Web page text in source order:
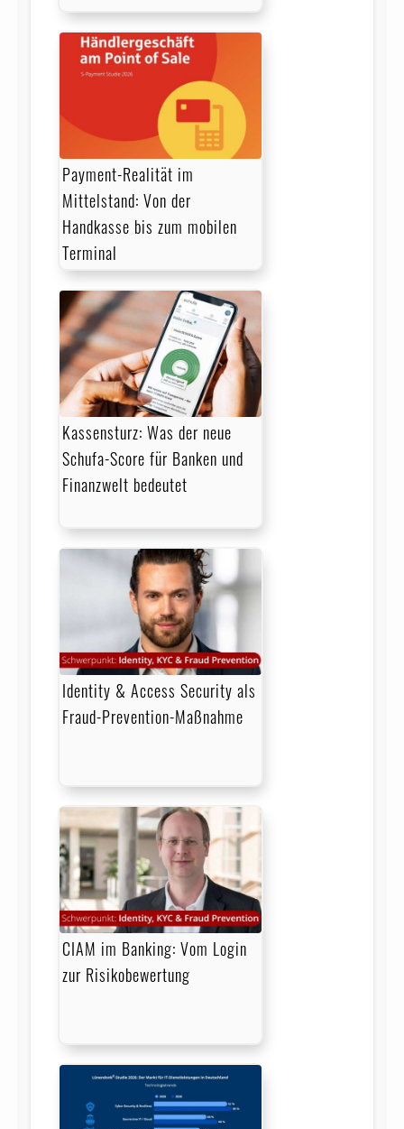
Payment-Realität im
Mittelstand: Von der
Handkasse bis zum mobilen
Terminal
Kassensturz: Was der neue
Schufa-Score für Banken und
Finanzwelt bedeutet
Identity & Access Security als
Fraud-Prevention-Maßnahme
CIAM im Banking: Vom Login
zur Risikobewertung